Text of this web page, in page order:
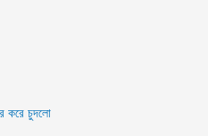
করে চুদলো